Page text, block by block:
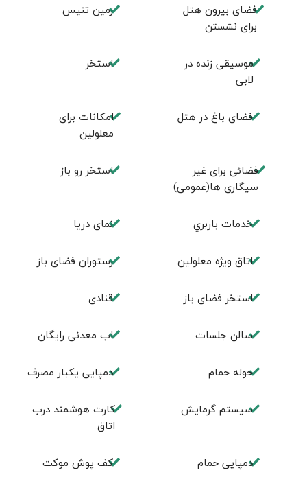
فضای بيرون هتل
برای نشستن
زمين تنيس
موسيقی زنده در
لابی
استخر
فضای باغ در هتل
امكانات برای
معلولين
فضائی برای غير
سيگاری ها(عمومی)
استخر رو باز
خدمات باربري نمای دريا
اتاق ويژه معلولين رستوران فضای باز
استخر فضای باز قنادی
سالن جلسات اب معدنی رایگان
حوله حمام دمپایی یکبار مصرف
سیستم گرمایش
کارت هوشمند درب
اتاق
دمپایی حمام کف پوش موکت